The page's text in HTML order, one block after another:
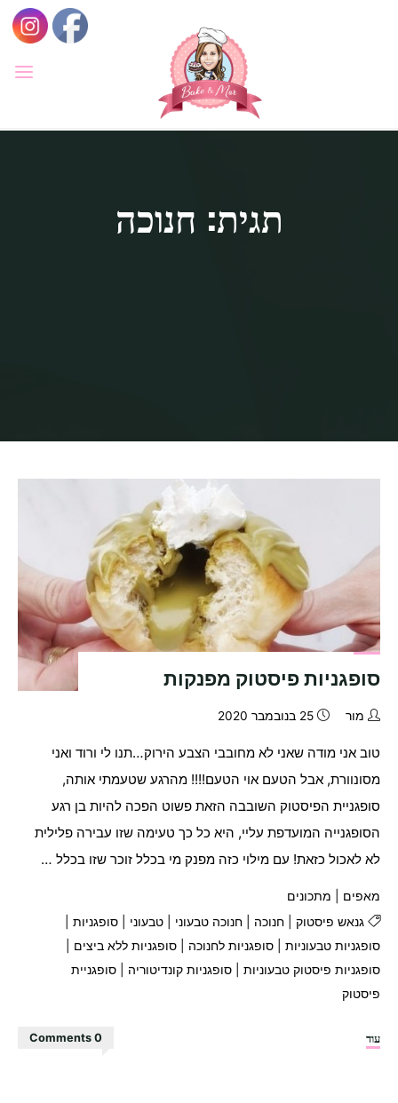
MOR
תגית: חנוכה
סופגניות פיסטוק מפנקות
מור 25 בנובמבר 2020
טוב אני מודה שאני לא מחובבי הצבע הירוק…תנו לי ורוד ואני
מסונוורת, אבל הטעם אוי הטעם!!!! מהרגע שטעמתי אותה,
סופגניית הפיסטוק השובבה הזאת פשוט הפכה להיות בן רגע
הסופגנייה המועדפת עליי, היא כל כך טעימה שזו עבירה פלילית
לא לאכול כזאת! עם מילוי כזה מפנק מי בכלל זוכר שזו בכלל …
מאפים
מתכונים
גנאש פיסטוק| חנוכה חנוכה טבעוני טבעוני סופגניות|
סופגניות טבעוניות |סופגניות לחנוכה |סופגניות ללא ביצים
סופגניות פיסטוק טבעוניות |סופגניות קונדיטוריה |סופגניית
פיסטוק
עוד"סופגניות
0 Comments